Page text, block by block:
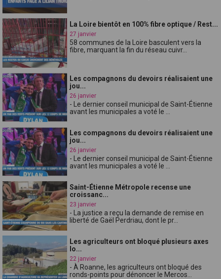
La Loire bientôt en 100% fibre optique / Rest...
27 janvier
58 communes de la Loire basculent vers la
fibre, marquant la fin du réseau cuivr...
Les compagnons du devoirs réalisaient une
jou...
26 janvier
- Le dernier conseil municipal de Saint-Étienne
avant les municipales a voté le ...
Les compagnons du devoirs réalisaient une
jou...
26 janvier
- Le dernier conseil municipal de Saint-Étienne
avant les municipales a voté le ...
Saint-Étienne Métropole recense une
croissanc...
23 janvier
- La justice a reçu la demande de remise en
liberté de Gaël Perdriau, dont le pr...
Les agriculteurs ont bloqué plusieurs axes
lo...
22 janvier
- À Roanne, les agriculteurs ont bloqué des
ronds-points pour dénoncer le Mercos...